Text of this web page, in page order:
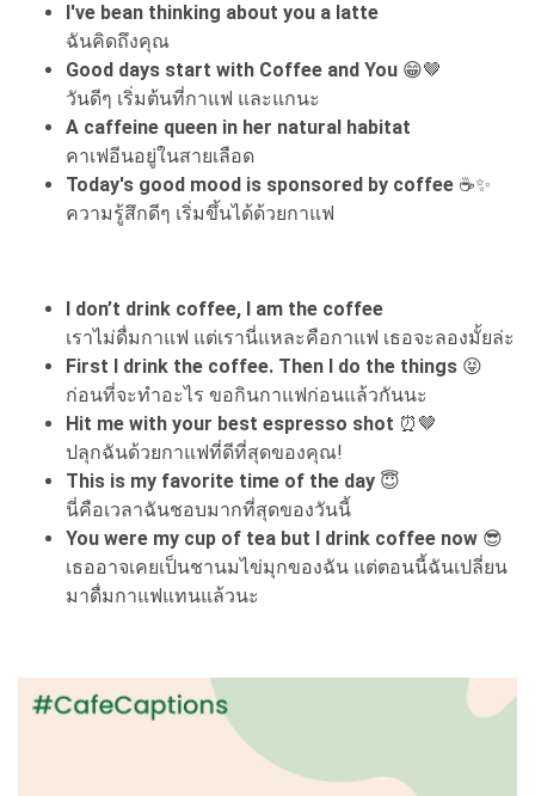
I've bean thinking about you a latte
ฉันคิดถึงคุณ
Good days start with Coffee and You 😁🤎
วันดีๆ เริ่มต้นที่กาแฟ และแกนะ
A caffeine queen in her natural habitat
คาเฟอีนอยู่ในสายเลือด
Today's good mood is sponsored by coffee ☕✨
ความรู้สึกดีๆ เริ่มขึ้นได้ด้วยกาแฟ
I don’t drink coffee, I am the coffee
เราไม่ดื่มกาแฟ แต่เรานี่แหละคือกาแฟ เธอจะลองมั้ยล่ะ
First I drink the coffee. Then I do the things 😝
ก่อนที่จะทำอะไร ขอกินกาแฟก่อนแล้วกันนะ
Hit me with your best espresso shot ⏰🤎
ปลุกฉันด้วยกาแฟที่ดีที่สุดของคุณ!
This is my favorite time of the day 😇
นี่คือเวลาฉันชอบมากที่สุดของวันนี้
You were my cup of tea but I drink coffee now 😎
เธออาจเคยเป็นชานมไข่มุกของฉัน แต่ตอนนี้ฉันเปลี่ยน
มาดื่มกาแฟแทนแล้วนะ